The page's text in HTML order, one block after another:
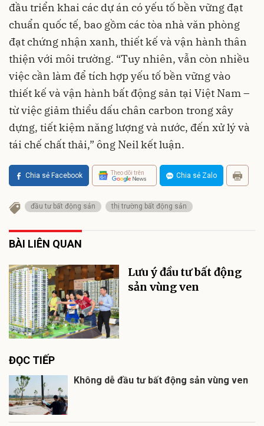
đầu triển khai các dự án có yếu tố bền vững đạt
chuẩn quốc tế, bao gồm các tòa nhà văn phòng
đạt chứng nhận xanh, thiết kế và vận hành thân
thiện với môi trường. “Tuy nhiên, vẫn còn nhiều
việc cần làm để tích hợp yếu tố bền vững vào
thiết kế và vận hành bất động sản tại Việt Nam –
từ việc giảm thiểu dấu chân carbon trong xây
dựng, tiết kiệm năng lượng và nước, đến xử lý và
tái chế chất thải,” ông Neil kết luận.
Chia sẻ Facebook Theo dõi trên Chia sẻ Zalo
đầu tư bất động sản thị trường bất động sản
BÀI LIÊN QUAN
Lưu ý đầu tư bất động
sản vùng ven
ĐỌC TIẾP
Không dễ đầu tư bất động sản vùng ven